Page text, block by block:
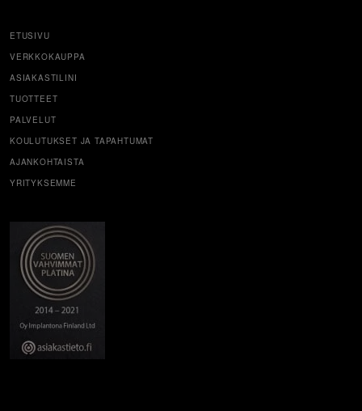
ETUSIVU
VERKKOKAUPPA
ASIAKASTILINI
TUOTTEET
PALVELUT
KOULUTUKSET JA TAPAHTUMAT
AJANKOHTAISTA
YRITYKSEMME